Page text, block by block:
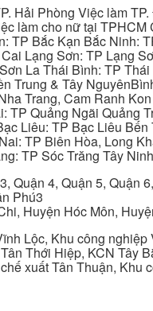
Hải Phòng Việc làm
làm cho nữ tại
TP Bắc Kạn Bắc
Lạng Sơn: TP Lạng
La Thái Bình: TP
Trung & Tây
Trang, Cam Ranh
TP Quảng Ngãi
Liêu: TP Bạc Liêu
TP Biên Hòa, Long
TP Sóc Trăng Tây
Quận 4, Quận 5,
Phú3
Huyện Hóc Môn,
Lộc, Khu công
Thới Hiệp, KCN Tây
xuất Tân Thuận,